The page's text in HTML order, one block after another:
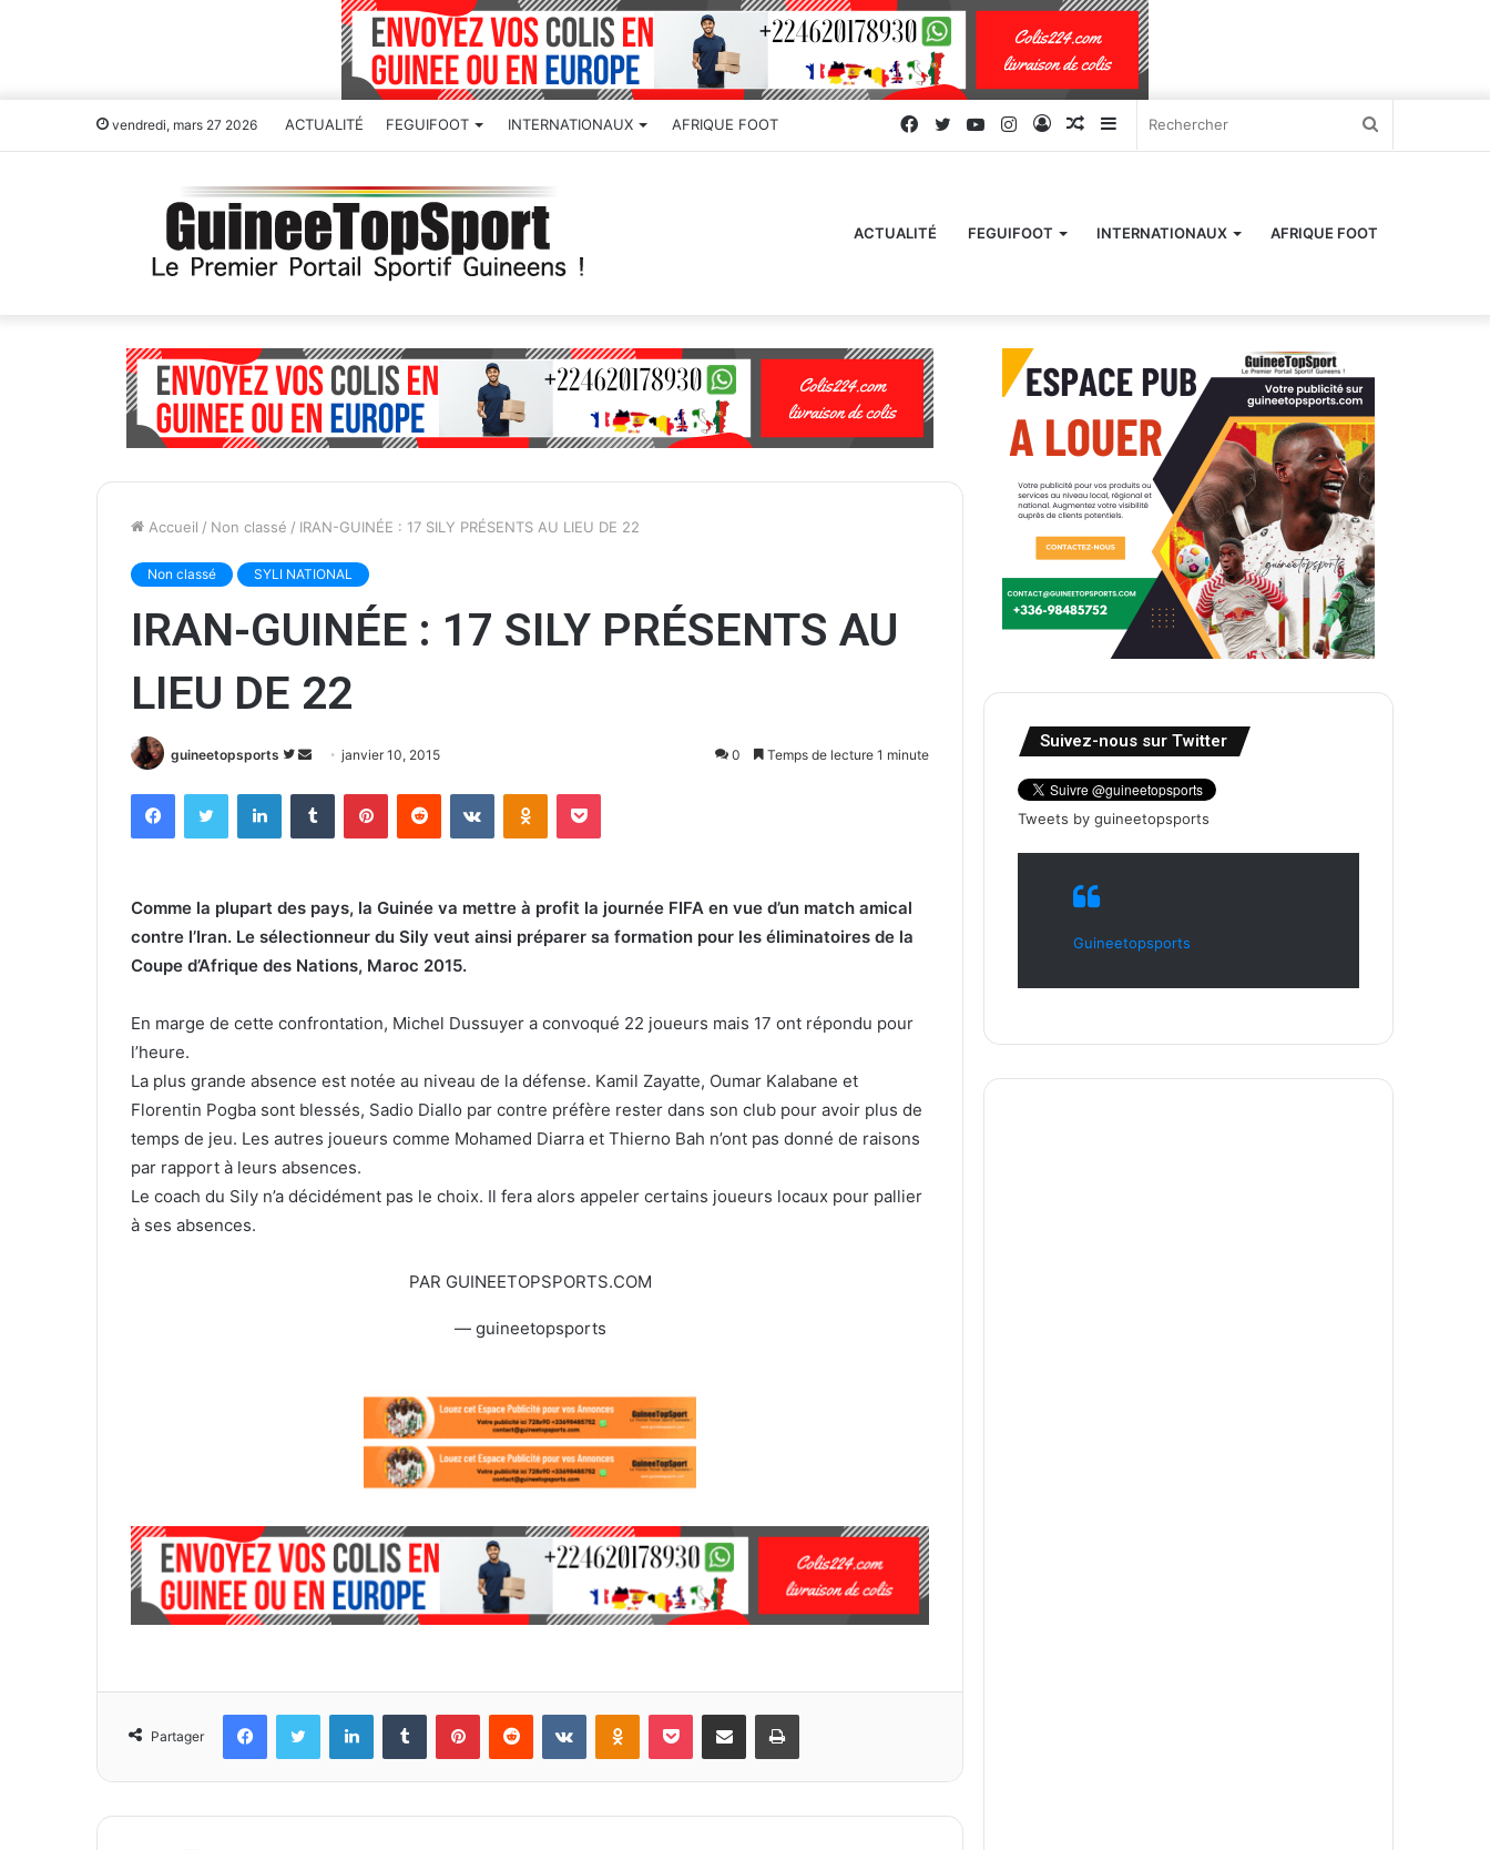
vendredi, mars 27 2026 ACTUALITÉ FEGUIFOOT INTERNATIONAUX AFRIQUE FOOT Sidebar
latérale)
Article
Connexion
Instagram
YouTube
Twitter
Facebook
ACTUALITÉ FEGUIFOOT INTERNATIONAUX AFRIQUE FOOT
Accueil / Non classé / IRAN-GUINÉE : 17 SILY PRÉSENTS AU LIEU DE 22
Non classé SYLI NATIONAL
IRAN-GUINÉE : 17 SILY PRÉSENTS AU
LIEU DE 22
guineetopsports
S
v
s
u
r
w
t
t
v
o
r
u
n
o
r
r
janvier 10, 2015 0 Temps de lecture 1 minute
Comme la plupart des pays, la Guinée va mettre à profit la journée FIFA en vue d’un match amical
contre l’Iran. Le sélectionneur du Sily veut ainsi préparer sa formation pour les éliminatoires de la
Coupe d’Afrique des Nations, Maroc 2015.
En marge de cette confrontation, Michel Dussuyer a convoqué 22 joueurs mais 17 ont répondu pour
l’heure.
La plus grande absence est notée au niveau de la défense. Kamil Zayatte, Oumar Kalabane et
Florentin Pogba sont blessés, Sadio Diallo par contre préfère rester dans son club pour avoir plus de
temps de jeu. Les autres joueurs comme Mohamed Diarra et Thierno Bah n’ont pas donné de raisons
par rapport à leurs absences.
Le coach du Sily n’a décidément pas le choix. Il fera alors appeler certains joueurs locaux pour pallier
à ses absences.
PAR GUINEETOPSPORTS.COM
— guineetopsports
Partager
Suivez-nous sur Twitter
Tweets by guineetopsports
Guineetopsports